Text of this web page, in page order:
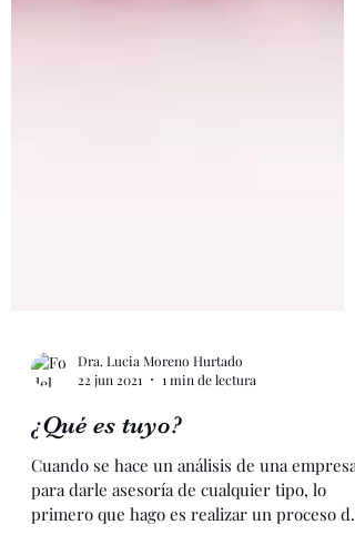
Dra. Lucia Moreno Hurtado
22 jun 2021
1 min de lectura
¿Qué es tuyo?
Cuando se hace un análisis de una empresa